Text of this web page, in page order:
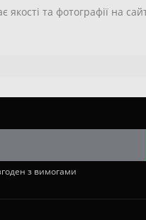
та фотографії на
з вимогами